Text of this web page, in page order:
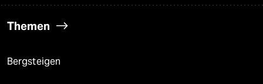
Themen
Bergsteigen